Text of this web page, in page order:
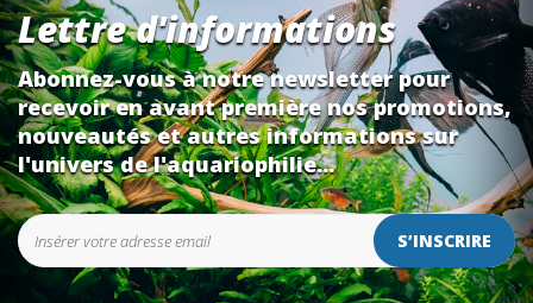
Lettre d'informations
Abonnez-vous à notre newsletter pour
recevoir en avant première nos promotions,
nouveautés et autres informations sur
l'univers de l'aquariophilie...
S’INSCRIRE